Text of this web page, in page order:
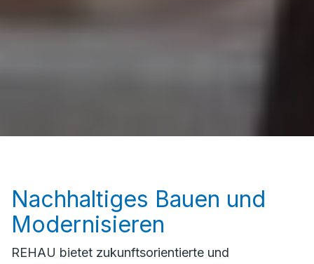
Nachhaltiges Bauen und
Modernisieren
REHAU bietet zukunftsorientierte und